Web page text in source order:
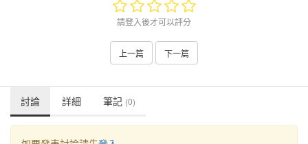
請登入後才可以評分
上一篇 下一篇
討論 詳細 筆記 (0)